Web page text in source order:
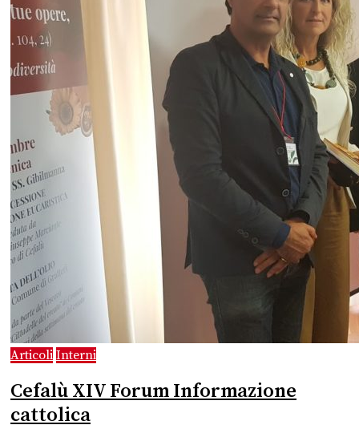
Articoli Interni
Cefalù XIV Forum Informazione
cattolica